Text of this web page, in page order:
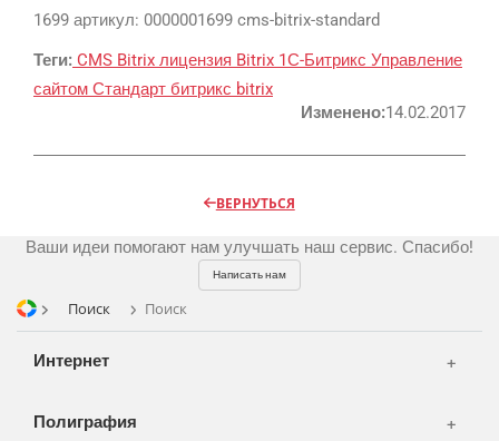
1699 артикул: 0000001699 cms-bitrix-standard
Теги: CMS Bitrix лицензия Bitrix 1С-Битрикс Управление
сайтом Стандарт битрикс bitrix
Изменено:14.02.2017
ВЕРНУТЬСЯ
Ваши идеи помогают нам улучшать наш сервис. Спасибо!
Написать нам
Поиск Поиск
Интернет
Разработка сайтов
CMS 1C-Bitrix
Полиграфия
Цифра и офсет
Широкий формат
Телевидение
OOH
Аудио и звукозапись
Партнеры
Портфолио
Публикации
FAQ
Вакансии
Корзина